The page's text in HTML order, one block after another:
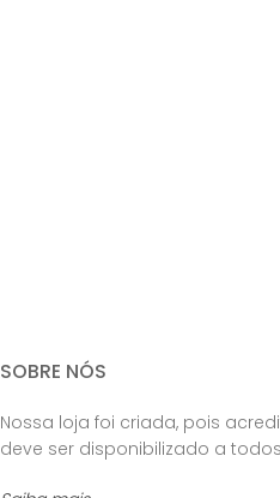
SOBRE NÓS
Nossa loja foi criada, pois
deve ser disponibilizado a